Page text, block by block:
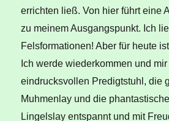
errichten ließ. Von hier führt eine
zu meinem Ausgangspunkt. Ich
Felsformationen! Aber für heute
Ich werde wiederkommen und mir
eindrucksvollen Predigtstuhl, die
Muhmenlay und die
Lingelslay entspannt und mit